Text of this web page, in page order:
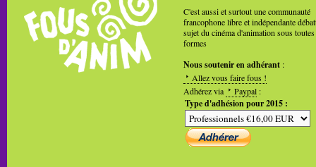
C'est aussi et surtout une communauté
francophone libre et indépendante
sujet du cinéma d'animation sous toutes
formes
Nous soutenir en adhérant :
Allez vous faire fous !
Adhérez via
Paypal :
Type d'adhésion pour 2015 :